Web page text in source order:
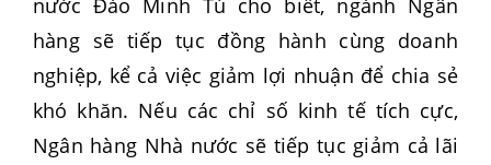
hàng sẽ tiếp tục đồng hành cùng doanh
nghiệp, kể cả việc giảm lợi nhuận để chia sẻ
khó khăn. Nếu các chỉ số kinh tế tích cực,
Ngân hàng Nhà nước sẽ tiếp tục giảm cả lãi